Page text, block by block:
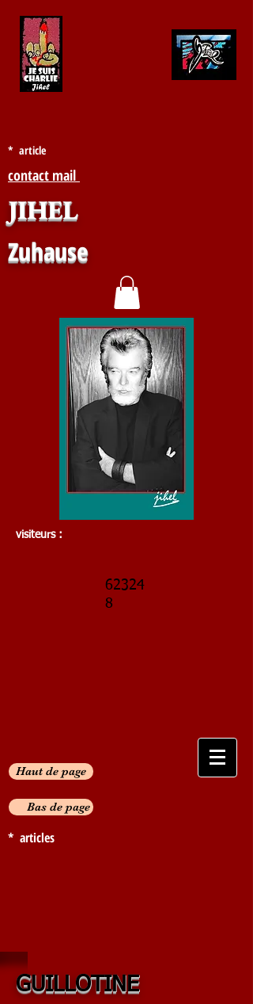
* article
contact mail
JIHEL
Zuhause
visiteurs :
62324
8
Haut de page
Bas de page
* articles
GUILLOTINE